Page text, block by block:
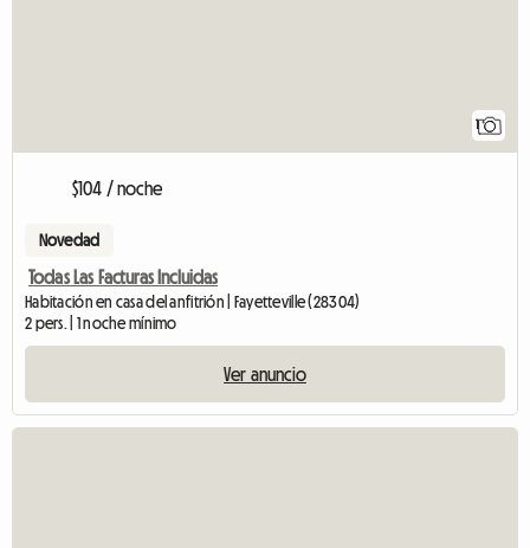
1
$104 / noche
Novedad
Todas Las Facturas Incluidas
Habitación en casa del anfitrión | Fayetteville (28304)
2 pers. | 1 noche mínimo
Ver anuncio